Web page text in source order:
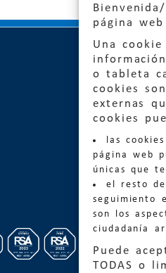
página
Una
o tableta
cookies
externas
cookies
las
página web
únicas que
el resto
seguimiento
son los
ciudadanía
Puede
TODAS o